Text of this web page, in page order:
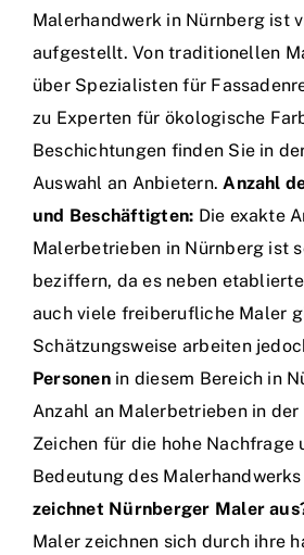
Malerhandwerk in Nürnberg ist
aufgestellt. Von traditionellen
über Spezialisten für
zu Experten für ökologische
Beschichtungen finden Sie in
Auswahl an Anbietern.Anzahl
und Beschäftigten: Die exakte
Malerbetrieben in Nürnberg ist
beziffern, da es neben
auch viele freiberufliche Maler
Schätzungsweise arbeiten
Personenin diesem Bereich in
Anzahl an Malerbetrieben in der
Zeichen für die hohe Nachfrage
Bedeutung des
zeichnet Nürnberger Maler
Maler zeichnen sich durch ihre